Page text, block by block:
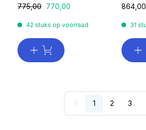
775,00 770,00
42 stuks op voorraad
864,00
31
1 2 3